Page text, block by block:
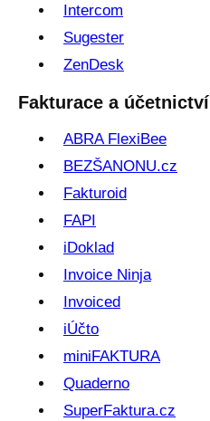
Intercom
Sugester
ZenDesk
Fakturace a účetnictví
ABRA FlexiBee
BEZŠANONU.cz
Fakturoid
FAPI
iDoklad
Invoice Ninja
Invoiced
iÚčto
miniFAKTURA
Quaderno
SuperFaktura.cz